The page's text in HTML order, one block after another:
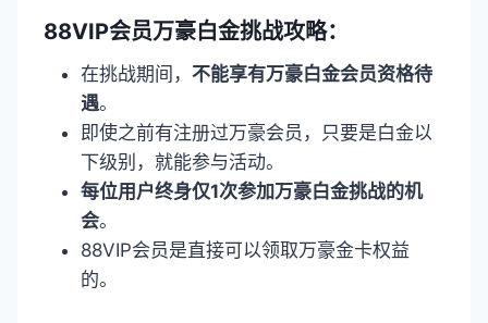
88VIP会员万豪白金挑战攻略：
在挑战期间， 不能享有万豪白金会员资格待
遇。
即使之前有注册过万豪会员，只要是白金以
下级别，就能参与活动。
每位用户终身仅1次参加万豪白金挑战的机
会。
88VIP会员是直接可以领取万豪金卡权益
的。